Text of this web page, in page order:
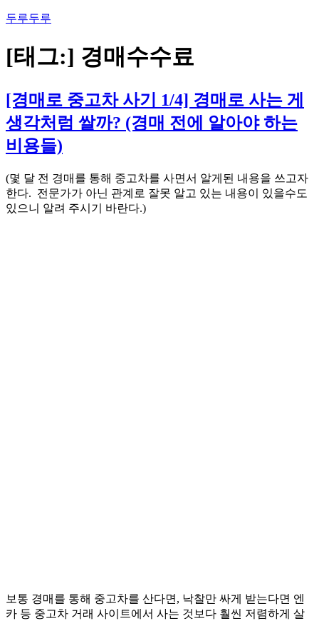
콘
츠
로
로
가
기
두루두루
[태그:] 경매수수료
[경매로 중고차 사기 1/4] 경매로 사는 게
생각처럼 쌀까? (경매 전에 알아야 하는
비용들)
(몇 달 전 경매를 통해 중고차를 사면서 알게된 내용을 쓰고자
한다. 전문가가 아닌 관계로 잘못 알고 있는 내용이 있을수도
있으니 알려 주시기 바란다.)
보통 경매를 통해 중고차를 산다면, 낙찰만 싸게 받는다면 엔
카 등 중고차 거래 사이트에서 사는 것보다 훨씬 저렴하게 살